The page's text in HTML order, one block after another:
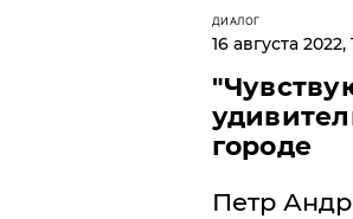
ДИАЛОГ
16 августа 2022,
городе
Петр